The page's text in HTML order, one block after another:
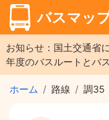
バスマッ
お知らせ：国土交通省
年度のバスルートとバ
ホーム 路線 調35